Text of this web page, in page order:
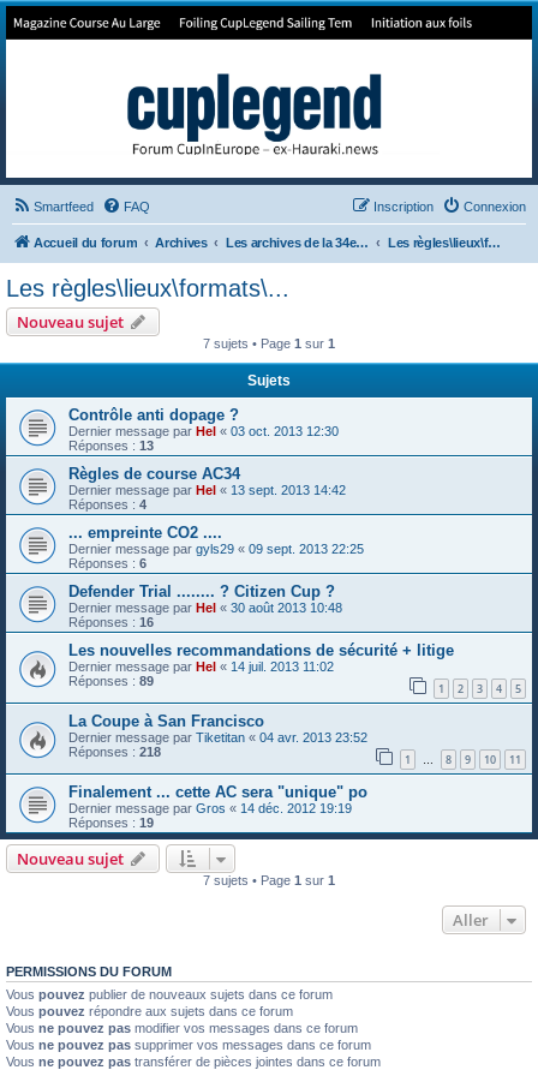
Forum de Cup In Europe
Smartfeed FAQ Connexion
Inscription
Accueil du forum Archives Les archives de la 34e America's Cup Les règles\lieux\formats\...
Les règles\lieux\formats\...
Nouveau sujet
7 sujets • Page 1 sur 1
Sujets
Contrôle anti dopage ?
Dernier message par Hel « 03 oct. 2013 12:30
Réponses : 13
Règles de course AC34
Dernier message par Hel « 13 sept. 2013 14:42
Réponses : 4
... empreinte CO2 ....
Dernier message par gyls29 « 09 sept. 2013 22:25
Réponses : 6
Defender Trial ........ ? Citizen Cup ?
Dernier message par Hel « 30 août 2013 10:48
Réponses : 16
Les nouvelles recommandations de sécurité + litige
Dernier message par Hel « 14 juil. 2013 11:02
Réponses : 89 1 2 3 4 5
La Coupe à San Francisco
Dernier message par Tiketitan « 04 avr. 2013 23:52
Réponses : 218 1 … 8 9 10 11
Finalement ... cette AC sera "unique" po
Dernier message par Gros « 14 déc. 2012 19:19
Réponses : 19
Nouveau sujet
7 sujets • Page 1 sur 1
Aller
PERMISSIONS DU FORUM
Vous pouvez publier de nouveaux sujets dans ce forum
Vous pouvez répondre aux sujets dans ce forum
Vous ne pouvez pas modifier vos messages dans ce forum
Vous ne pouvez pas supprimer vos messages dans ce forum
Vous ne pouvez pas transférer de pièces jointes dans ce forum